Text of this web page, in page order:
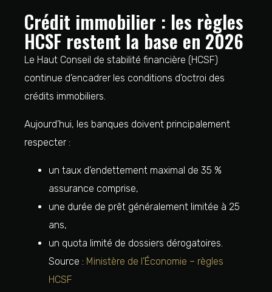
Crédit immobilier : les règles
HCSF restent la base en 2026
Le Haut Conseil de stabilité financière (HCSF)
continue d’encadrer les conditions d’octroi des
crédits immobiliers.
Aujourd’hui, les banques doivent principalement
respecter :
un taux d’endettement maximal de 35 %
assurance comprise,
une durée de prêt généralement limitée à 25
ans,
un quota limité de dossiers dérogatoires.
Source : Ministère de l’Économie – règles
HCSF